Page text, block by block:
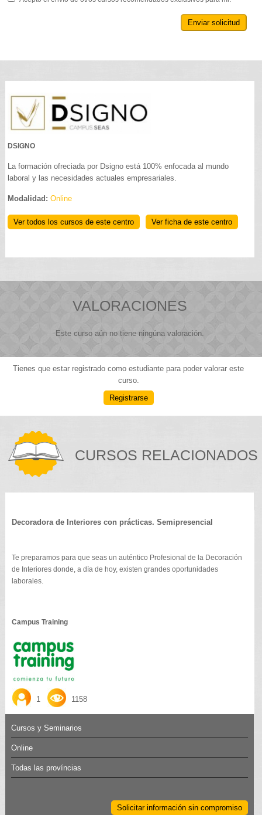
Enviar solicitud
DSIGNO
La formación ofreciada por Dsigno está 100% enfocada al mundo
laboral y las necesidades actuales empresariales.
Modalidad:Online
Ver todos los cursos de este centro Ver ficha de este centro
VALORACIONES
Este curso aún no tiene ningúna valoración.
Tienes que estar registrado como estudiante para poder valorar este
curso.
Registrarse
CURSOS RELACIONADOS
Decoradora de Interiores con prácticas. Semipresencial
Te preparamos para que seas un auténtico Profesional de la Decoración
de Interiores donde, a día de hoy, existen grandes oportunidades
laborales.
Campus Training
1 1158
Cursos y Seminarios
Online
Todas las províncias
Solicitar información sin compromiso